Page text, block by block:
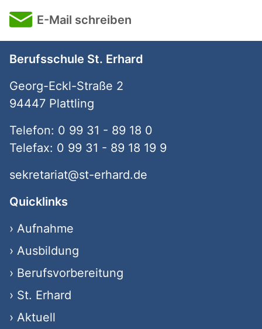
E-Mail schreiben
Berufsschule St. Erhard
Georg-Eckl-Straße 2
94447 Plattling
Telefon: 0 99 31 - 89 18 0
Telefax: 0 99 31 - 89 18 19 9
sekretariat@st-erhard.de
Quicklinks
› Aufnahme
› Ausbildung
› Berufsvorbereitung
› St. Erhard
› Aktuell